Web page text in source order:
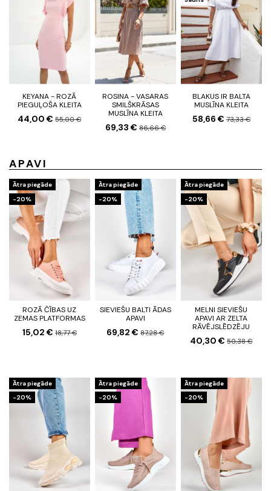
KEYANA - ROZĀ
PIEGUĻOŠA KLEITA
44,00 €55,00 €
ROSINA - VASARAS
SMILŠKRĀSAS
MUSLĪNA KLEITA
69,33 € 86,66 €
BLAKUS IR BALTA
MUSLĪNA KLEITA
58,66 € 73,33 €
APAVI
Ātra piegāde
-20%
ROZĀ ČĪBAS UZ
ZEMAS PLATFORMAS
15,02 € 18,77 €
Ātra piegāde
-20%
SIEVIEŠU BALTI ĀDAS
APAVI
69,82 €87,28 €
Ātra piegāde
-20%
MELNI SIEVIEŠU
APAVI AR ZELTA
RĀVĒJSLĒDZĒJU
40,30 €50,38 €
Ātra piegāde
-20%
Ātra piegāde
-20%
Ātra piegāde
-20%